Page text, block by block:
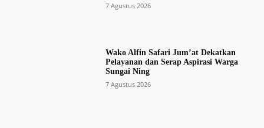
7 Agustus 2026
Wako Alfin Safari Jum’at Dekatkan
Pelayanan dan Serap Aspirasi Warga
Sungai Ning
7 Agustus 2026